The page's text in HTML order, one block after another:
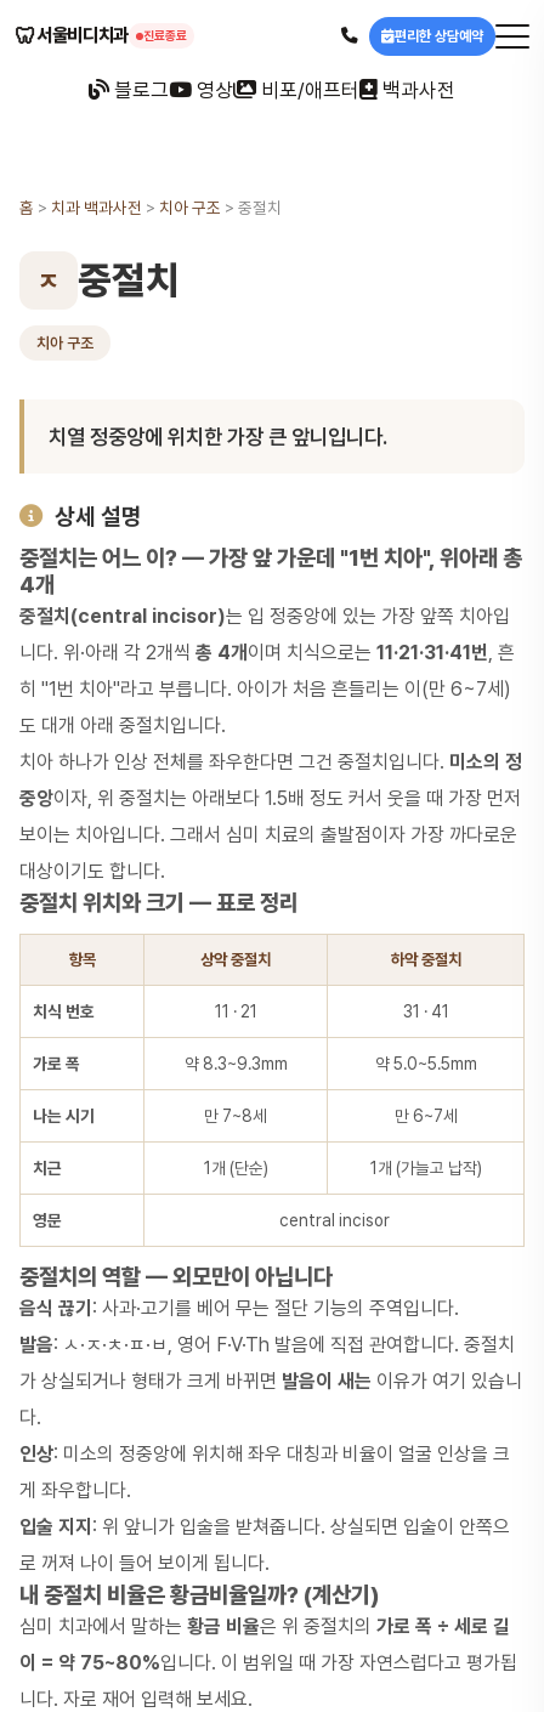
🦷서울비디치과 진료종료 편리한 상담예약
블로그 영상 비포/애프터 백과사전
홈 > 치과 백과사전 > 치아 구조 > 중절치
ㅈ 중절치
치아 구조
치열 정중앙에 위치한 가장 큰 앞니입니다.
상세 설명
중절치는 어느 이? — 가장 앞 가운데 "1번 치아", 위아래 총
4개
중절치(central incisor)는 입 정중앙에 있는 가장 앞쪽 치아입
니다. 위·아래 각 2개씩 총 4개 이며 치식으로는 11·21·31·41번, 흔
히 "1번 치아"라고 부릅니다. 아이가 처음 흔들리는 이(만 6~7세)
도 대개 아래 중절치입니다.
치아 하나가 인상 전체를 좌우한다면 그건 중절치입니다. 미소의 정
중앙이자, 위 중절치는 아래보다 1.5배 정도 커서 웃을 때 가장 먼저
보이는 치아입니다. 그래서 심미 치료의 출발점이자 가장 까다로운
대상이기도 합니다.
중절치 위치와 크기 — 표로 정리
항목 상악 중절치 하악 중절치
치식 번호 11 · 21 31 · 41
가로 폭 약 8.3~9.3mm 약 5.0~5.5mm
나는 시기 만 7~8세 만 6~7세
치근 1개 (단순) 1개 (가늘고 납작)
영문 central incisor
중절치의 역할 — 외모만이 아닙니다
음식 끊기 : 사과·고기를 베어 무는 절단 기능의 주역입니다.
발음: ㅅ·ㅈ·ㅊ·ㅍ·ㅂ, 영어 F·V·Th 발음에 직접 관여합니다. 중절치
가 상실되거나 형태가 크게 바뀌면 발음이 새는 이유가 여기 있습니
다.
인상: 미소의 정중앙에 위치해 좌우 대칭과 비율이 얼굴 인상을 크
게 좌우합니다.
입술 지지 : 위 앞니가 입술을 받쳐줍니다. 상실되면 입술이 안쪽으
로 꺼져 나이 들어 보이게 됩니다.
내 중절치 비율은 황금비율일까? (계산기)
심미 치과에서 말하는 황금 비율은 위 중절치의 가로 폭 ÷ 세로 길
이 = 약 75~80%입니다. 이 범위일 때 가장 자연스럽다고 평가됩
니다. 자로 재어 입력해 보세요.